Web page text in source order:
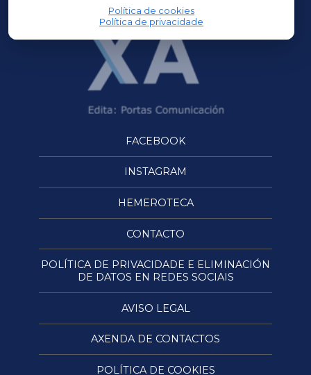
Política de cookies
Política de privacidade
FACEBOOK
INSTAGRAM
HEMEROTECA
CONTACTO
POLÍTICA DE PRIVACIDADE E ELIMINACIÓN
DE DATOS EN REDES SOCIAIS
AVISO LEGAL
AXENDA DE CONTACTOS
POLÍTICA DE COOKIES